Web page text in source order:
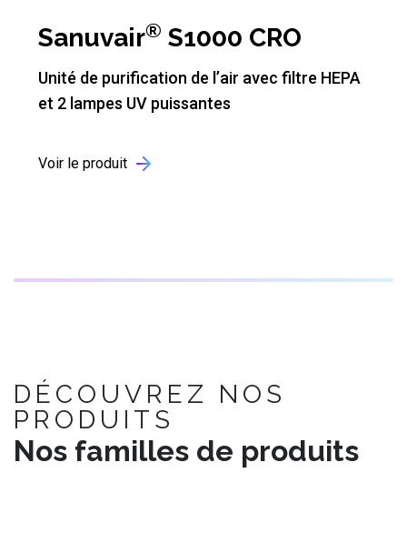
Sanuvair® S1000 CRO
Unité de purification de l’air avec filtre HEPA
et 2 lampes UV puissantes
Voir le produit
DÉCOUVREZ NOS
PRODUITS
Nos familles de produits